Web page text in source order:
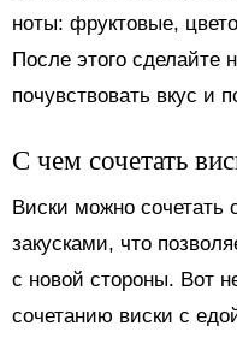
ноты: фруктовые,
После этого сделайте
почувствовать вкус и
С чем сочетать
Виски можно
закусками, что
с новой стороны. Вот
сочетанию виски с